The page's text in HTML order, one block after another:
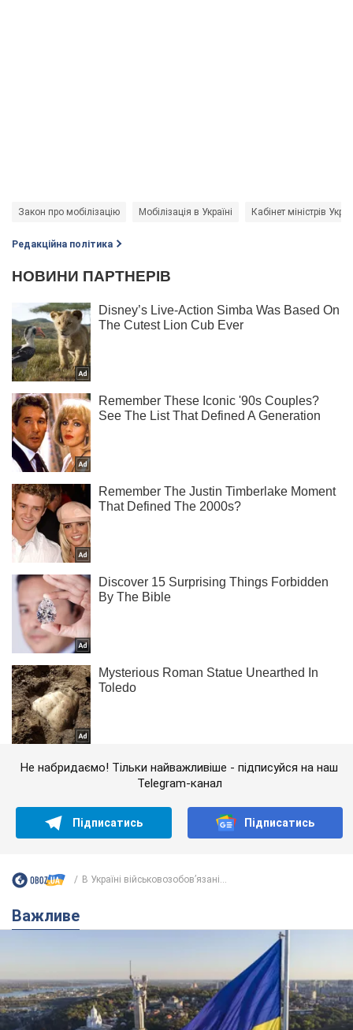
Закон про мобілізацію Мобілізація в Україні Кабінет міністрів
Редакційна політика
Не набридаємо! Тільки найважливіше - підписуйся на наш
Telegram-канал
Підписатись Підписатись
В Україні військовозобов’язані...
Важливе